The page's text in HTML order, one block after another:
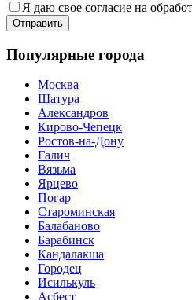
Я даю свое согласие на
Популярные города
Москва
Шатура
Александров
Кирово-Чепецк
Ростов-на-Дону
Галич
Вязьма
Ярцево
Погар
Староминская
Балабаново
Барабинск
Кандалакша
Городец
Исилькуль
Асбест